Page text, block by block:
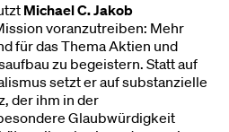
Michael C. Jakob
voranzutreiben: Mehr
für das Thema Aktien und
zu begeistern. Statt auf
setzt er auf substanzielle
der ihm in der
Glaubwürdigkeit